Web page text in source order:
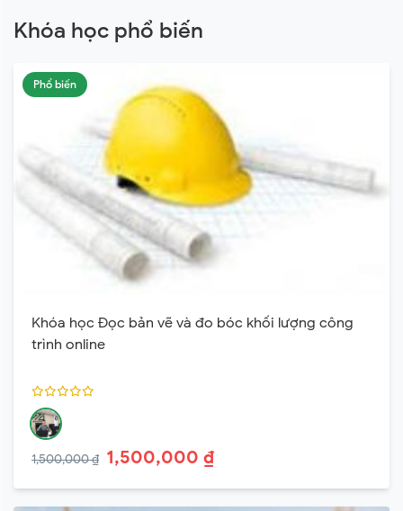
Khóa học phổ biến
Phổ biến
Khóa học Đọc bản vẽ và đo bóc khối lượng công
trình online
1,500,000 ₫ 1,500,000 ₫